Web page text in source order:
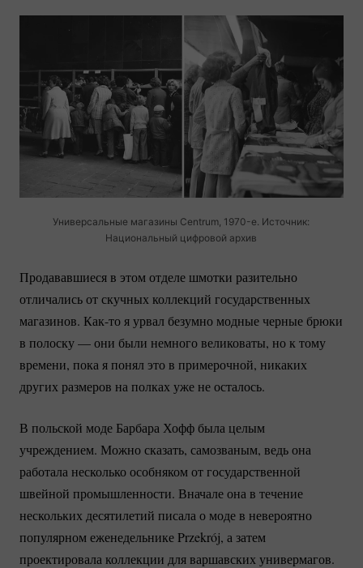
Универсальные магазины Centrum, 1970-е. Источник:
Национальный цифровой архив
Продававшиеся в этом отделе шмотки разительно
отличались от скучных коллекций государственных
магазинов. Как-то я урвал безумно модные черные брюки
в полоску — они были немного великоваты, но к тому
времени, пока я понял это в примерочной, никаких
других размеров на полках уже не осталось.
В польской моде Барбара Хофф была целым
учреждением. Можно сказать, самозваным, ведь она
работала несколько особняком от государственной
швейной промышленности. Вначале она в течение
нескольких десятилетий писала о моде в невероятно
популярном еженедельнике Przekrój, а затем
проектировала коллекции для варшавских универмагов.